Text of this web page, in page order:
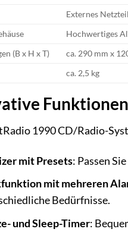
Externes
Hochwertiges
(B x H x T)
ca. 290 mm x
ca. 2,5 kg
1990 CD/Radio-
mit Presets: Passen
mit mehreren
Bedürfnisse.
und Sleep-Timer: